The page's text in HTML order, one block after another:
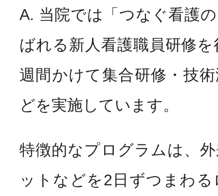
A. 当院では「つなぐ看護
ばれる新人看護職員研修
週間かけて集合研修・技
どを実施しています。
特徴的なプログラムは、
ットなどを2日ずつまわ